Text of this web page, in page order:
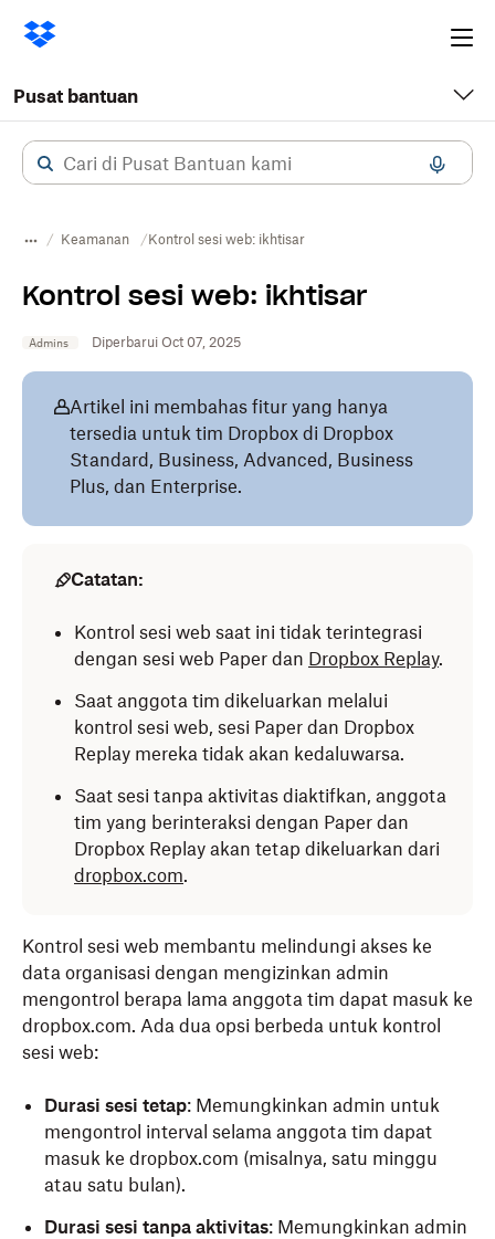
Pusat bantuan
Keamanan Kontrol sesi web: ikhtisar
Kontrol sesi web: ikhtisar
Admins Diperbarui Oct 07, 2025
Artikel ini membahas fitur yang hanya
tersedia untuk tim Dropbox di Dropbox
Standard, Business, Advanced, Business
Plus, dan Enterprise.
Catatan:
Kontrol sesi web saat ini tidak terintegrasi
dengan sesi web Paper dan Dropbox Replay.
Saat anggota tim dikeluarkan melalui
kontrol sesi web, sesi Paper dan Dropbox
Replay mereka tidak akan kedaluwarsa.
Saat sesi tanpa aktivitas diaktifkan, anggota
tim yang berinteraksi dengan Paper dan
Dropbox Replay akan tetap dikeluarkan dari
dropbox.com.
Kontrol sesi web membantu melindungi akses ke
data organisasi dengan mengizinkan admin
mengontrol berapa lama anggota tim dapat masuk ke
dropbox.com. Ada dua opsi berbeda untuk kontrol
sesi web:
Durasi sesi tetap: Memungkinkan admin untuk
mengontrol interval selama anggota tim dapat
masuk ke dropbox.com (misalnya, satu minggu
atau satu bulan).
Durasi sesi tanpa aktivitas: Memungkinkan admin